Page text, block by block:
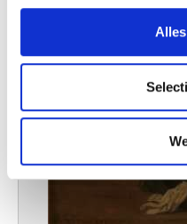
en om ons
informatie over uw
partners voor social
informatie die u aan ze
verzameld op basis van